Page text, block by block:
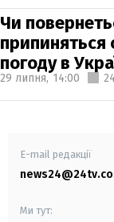
Чи
припиняться
погоду в
29 липня, 14:00
E-mail редакції
Ми тут: